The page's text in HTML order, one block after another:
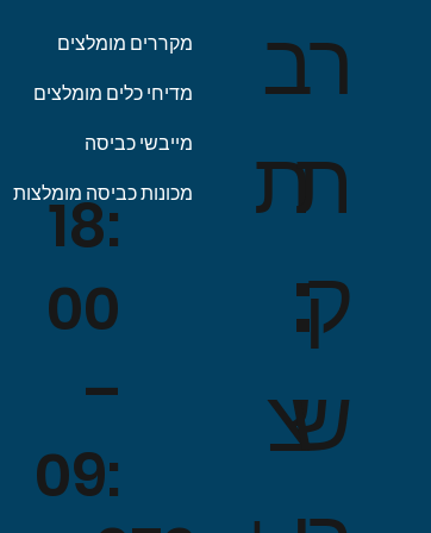
מקררים מומלצים
מדיחי כלים מומלצים
מייבשי כביסה
מכונות כביסה מומלצות
18:
00
–
09:
ב
ת
:
צ
ר
ת
ק
ש